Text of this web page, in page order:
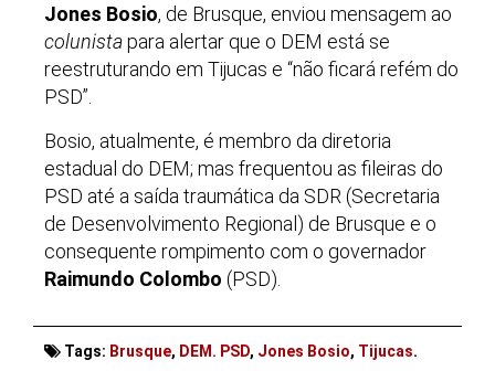
Jones Bosio, de Brusque, enviou mensagem ao
colunistapara alertar que o DEM está se
reestruturando em Tijucas e “não ficará refém do
PSD”.
Bosio, atualmente, é membro da diretoria
estadual do DEM; mas frequentou as fileiras do
PSD até a saída traumática da SDR (Secretaria
de Desenvolvimento Regional) de Brusque e o
consequente rompimento com o governador
Raimundo Colombo (PSD).
Tags: Brusque, DEM. PSD, Jones Bosio, Tijucas.